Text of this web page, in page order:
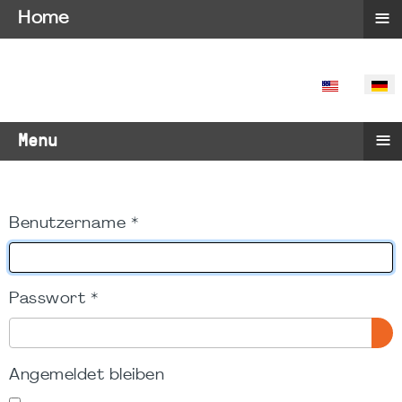
SPRACHE
Menu ≡
Benutzername *
Passwort *
Angemeldet bleiben
Home ≡